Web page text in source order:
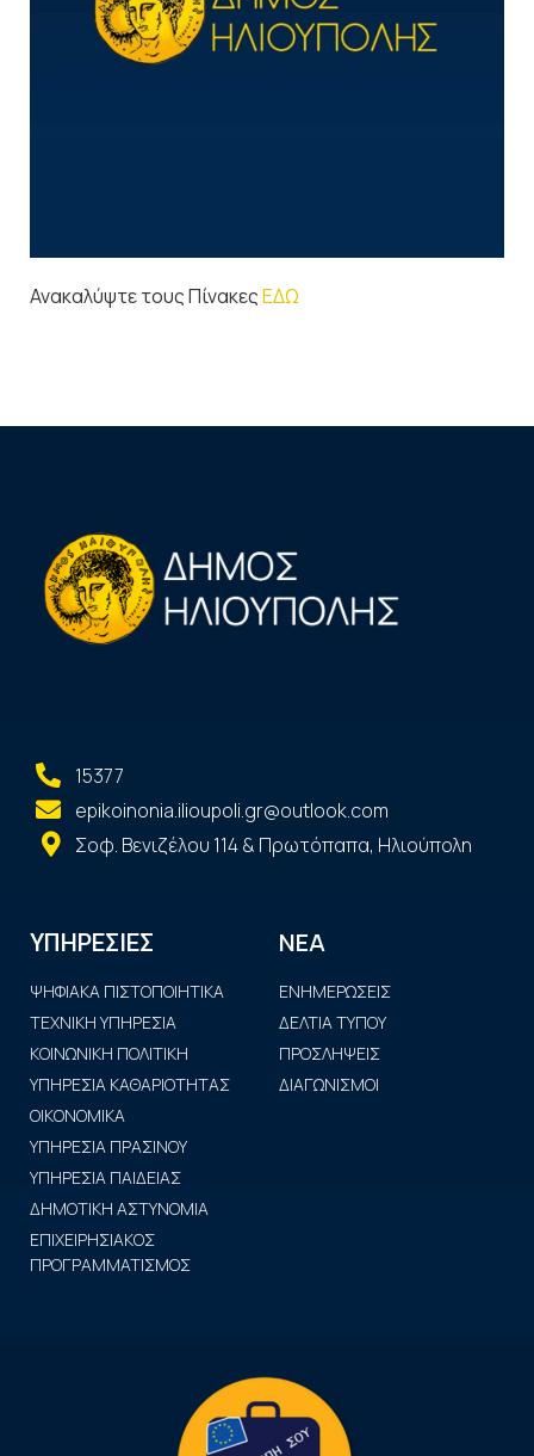
Ανακαλύψτε τους ΠίνακεςΕΔΩ
15377
epikoinonia.ilioupoli.gr@outlook.com
Σοφ. Βενιζέλου 114 & Πρωτόπαπα, Ηλιούπολη
ΥΠΗΡΕΣΙΕΣ
ΨΗΦΙΑΚΑ ΠΙΣΤΟΠΟΙΗΤΙΚΑ
ΤΕΧΝΙΚΗ ΥΠΗΡΕΣΙΑ
ΚΟΙΝΩΝΙΚΗ ΠΟΛΙΤΙΚΗ
ΥΠΗΡΕΣΙΑ ΚΑΘΑΡΙΟΤΗΤΑΣ
ΟΙΚΟΝΟΜΙΚΑ
ΥΠΗΡΕΣΙΑ ΠΡΑΣΙΝΟΥ
ΥΠΗΡΕΣΙΑ ΠΑΙΔΕΙΑΣ
ΔΗΜΟΤΙΚΗ ΑΣΤΥΝΟΜΙΑ
ΕΠΙΧΕΙΡΗΣΙΑΚΟΣ
ΠΡΟΓΡΑΜΜΑΤΙΣΜΟΣ
ΝΕΑ
ΕΝΗΜΕΡΩΣΕΙΣ
ΔΕΛΤΙΑ ΤΥΠΟΥ
ΠΡΟΣΛΗΨΕΙΣ
ΔΙΑΓΩΝΙΣΜΟΙ